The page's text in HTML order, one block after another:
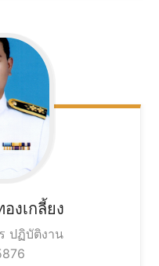
องเกลี้ยง
ปฏิบัติงาน